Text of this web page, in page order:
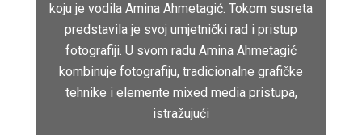
koju je vodila Amina Ahmetagić. Tokom susreta
predstavila je svoj umjetnički rad i pristup
fotografiji. U svom radu Amina Ahmetagić
kombinuje fotografiju, tradicionalne grafičke
tehnike i elemente mixed media pristupa,
istražujući